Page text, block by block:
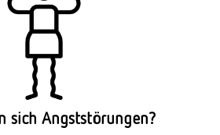
sich Angststörungen?